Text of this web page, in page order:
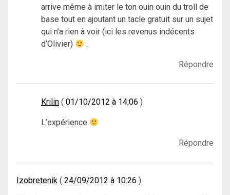
arrive même à imiter le ton ouin ouin du troll de
base tout en ajoutant un tacle gratuit sur un sujet
qui n’a rien à voir (ici les revenus indécents
d’Olivier)
.
Répondre
Krilin 01/10/2012 à 14:06
L’expérience
Répondre
Izobretenik 24/09/2012 à 10:26